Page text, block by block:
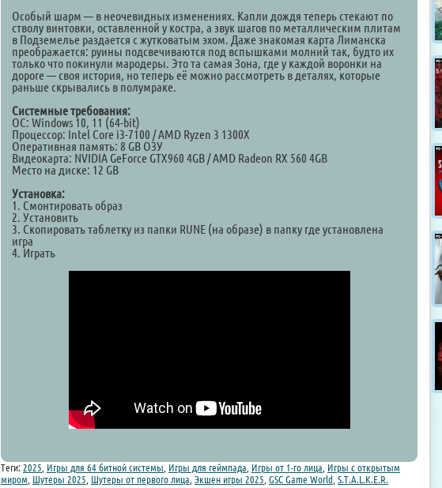
Особый шарм — в неочевидных изменениях. Капли дождя теперь стекают по
стволу винтовки, оставленной у костра, а звук шагов по металлическим плитам
в Подземелье раздается с жутковатым эхом. Даже знакомая карта Лиманска
преображается: руины подсвечиваются под вспышками молний так, будто их
только что покинули мародеры. Это та самая Зона, где у каждой воронки на
дороге — своя история, но теперь её можно рассмотреть в деталях, которые
раньше скрывались в полумраке.
Системные требования:
ОС: Windows 10, 11 (64-bit)
Процессор: Intel Core i3-7100 / AMD Ryzen 3 1300X
Оперативная память: 8 GB ОЗУ
Видеокарта: NVIDIA GeForce GTX960 4GB / AMD Radeon RX 560 4GB
Место на диске: 12 GB
Установка:
1. Смонтировать образ
2. Установить
3. Скопировать таблетку из папки RUNE (на образе) в папку где установлена
игра
4. Играть
Теги: 2025 Игры для 64 битной системы Игры для геймпада Игры от 1-го лица Игры с открытым
миром Шутеры 2025 Шутеры от первого лица Экшен игры 2025 GSC Game World S.T.A.L.K.E.R.